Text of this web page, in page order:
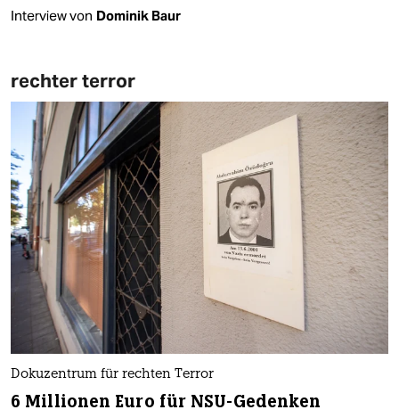
Interview von Dominik Baur
rechter terror
Dokuzentrum für rechten Terror
6 Millionen Euro für NSU-Gedenken